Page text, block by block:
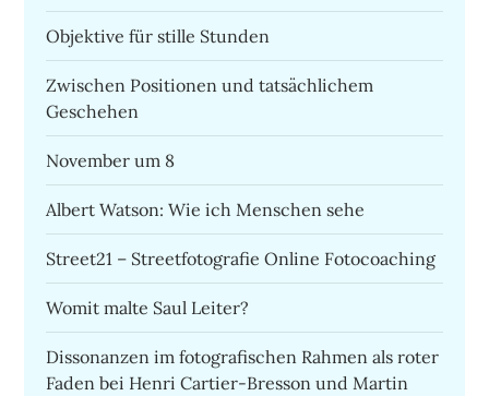
Objektive für stille Stunden
Zwischen Positionen und tatsächlichem
Geschehen
November um 8
Albert Watson: Wie ich Menschen sehe
Street21 – Streetfotografie Online Fotocoaching
Womit malte Saul Leiter?
Dissonanzen im fotografischen Rahmen als roter
Faden bei Henri Cartier-Bresson und Martin